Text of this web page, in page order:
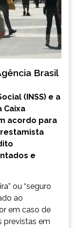
Brasil
(INSS) e a
Caixa
acordo para
e
ou “seguro
ao
em caso de
previstas em